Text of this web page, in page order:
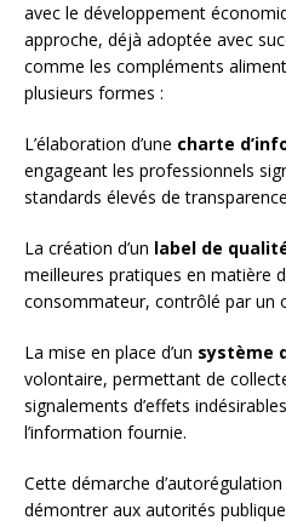
avec le développement
approche, déjà adoptée avec
comme les compléments
plusieurs formes :
L’élaboration d’une charte
engageant les professionnels
standards élevés de
La création d’un label de
meilleures pratiques en matière
consommateur, contrôlé par un
La mise en place d’un système
volontaire, permettant de
signalements d’effets
l’information fournie.
Cette démarche
démontrer aux autorités